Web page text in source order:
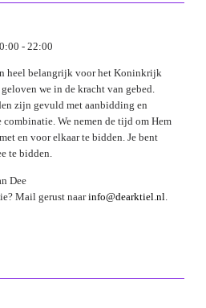
- 22:00
heel belangrijk voor het Koninkrijk
we in de kracht van gebed.
zijn gevuld met aanbidding en
combinatie. We nemen de tijd om Hem
en voor elkaar te bidden. Je bent
te bidden.
Dee
Mail gerust naarinfo@dearktiel.nl